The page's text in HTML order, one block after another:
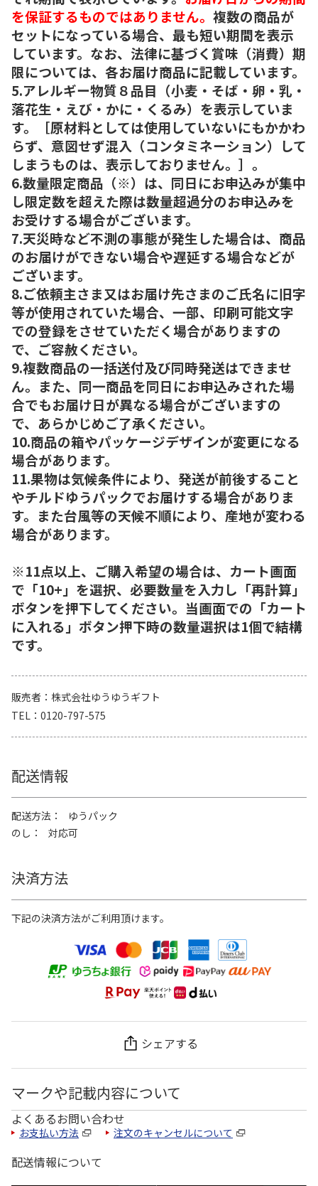
を保証するものではありません。 複数の商品が
セットになっている場合、最も短い期間を表示
しています。なお、法律に基づく賞味（消費）期
限については、各お届け商品に記載しています。
5.アレルギー物質８品目（小麦・そば・卵・乳・
落花生・えび・かに・くるみ）を表示していま
す。［原材料としては使用していないにもかかわ
らず、意図せず混入（コンタミネーション）して
しまうものは、表示しておりません。］。
6.数量限定商品（※）は、同日にお申込みが集中
し限定数を超えた際は数量超過分のお申込みを
お受けする場合がございます。
7.天災時など不測の事態が発生した場合は、商品
のお届けができない場合や遅延する場合などが
ございます。
8.ご依頼主さま又はお届け先さまのご氏名に旧字
等が使用されていた場合、一部、印刷可能文字
での登録をさせていただく場合がありますの
で、ご容赦ください。
9.複数商品の一括送付及び同時発送はできませ
ん。また、同一商品を同日にお申込みされた場
合でもお届け日が異なる場合がございますの
で、あらかじめご了承ください。
10.商品の箱やパッケージデザインが変更になる
場合があります。
11.果物は気候条件により、発送が前後すること
やチルドゆうパックでお届けする場合がありま
す。また台風等の天候不順により、産地が変わる
場合があります。
※11点以上、ご購入希望の場合は、カート画面
で「10+」を選択、必要数量を入力し「再計算」
ボタンを押下してください。当画面での「カート
に入れる」ボタン押下時の数量選択は1個で結構
です。
販売者
株式会社ゆうゆうギフト
TEL
0120-797-575
配送情報
配送方法
ゆうパック
のし
対応可
決済方法
下記の決済方法がご利用頂けます。
シェアする
マークや記載内容について
よくあるお問い合わせ
お支払い方法 注文のキャンセルについて
配送情報について